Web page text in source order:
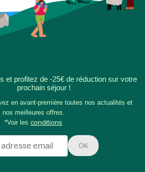
et profitez de -25€ de réduction sur votre
prochain séjour !
en avant-première toutes nos actualités et
nos meilleures offres.
*Voir les conditions
OK